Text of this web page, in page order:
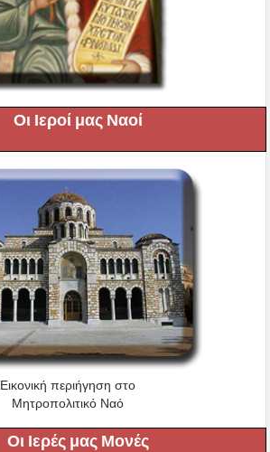
Οι Ιεροί μας Ναοί
Εικονική περιήγηση στο
Μητροπολιτικό Ναό
Οι Ιερές μας Μονές